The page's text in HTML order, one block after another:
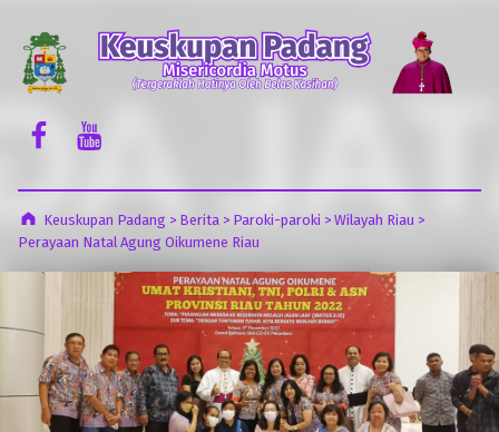
Facebook Komsos
Youtube Komsos
Keuskupan Padang > Berita> Paroki-paroki > Wilayah Riau >
Perayaan Natal Agung Oikumene Riau